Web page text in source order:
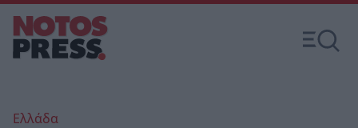
Ελλάδα